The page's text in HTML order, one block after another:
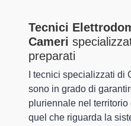
Tecnici
Cameri
preparati
I tecnici specializzati di
sono in grado di
pluriennale nel
quel che riguarda la